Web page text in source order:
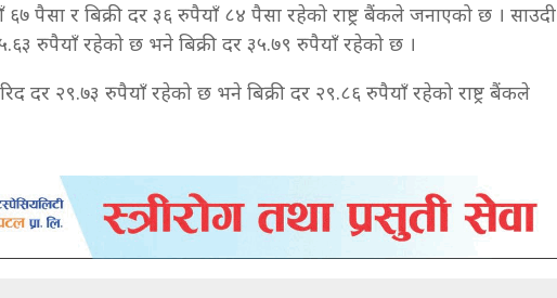
पैसा र बिक्री दर ३६ रुपैयाँ ८४ पैसा रहेको राष्ट्र बैंकले जनाएको छ । साउदी
रुपैयाँ रहेको छ भने बिक्री दर ३५.७९ रुपैयाँ रहेको छ ।
दर २९.७३ रुपैयाँ रहेको छ भने बिक्री दर २९.८६ रुपैयाँ रहेको राष्ट्र बैंकले